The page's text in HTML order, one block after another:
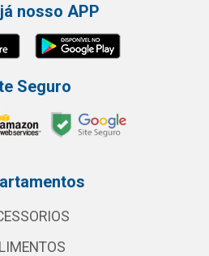
nosso APP
Seguro